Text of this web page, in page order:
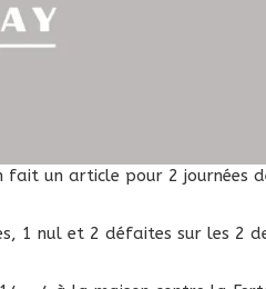
1 nul et 2 défaites sur les 2